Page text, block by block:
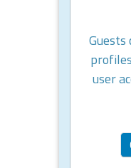
Guests
user